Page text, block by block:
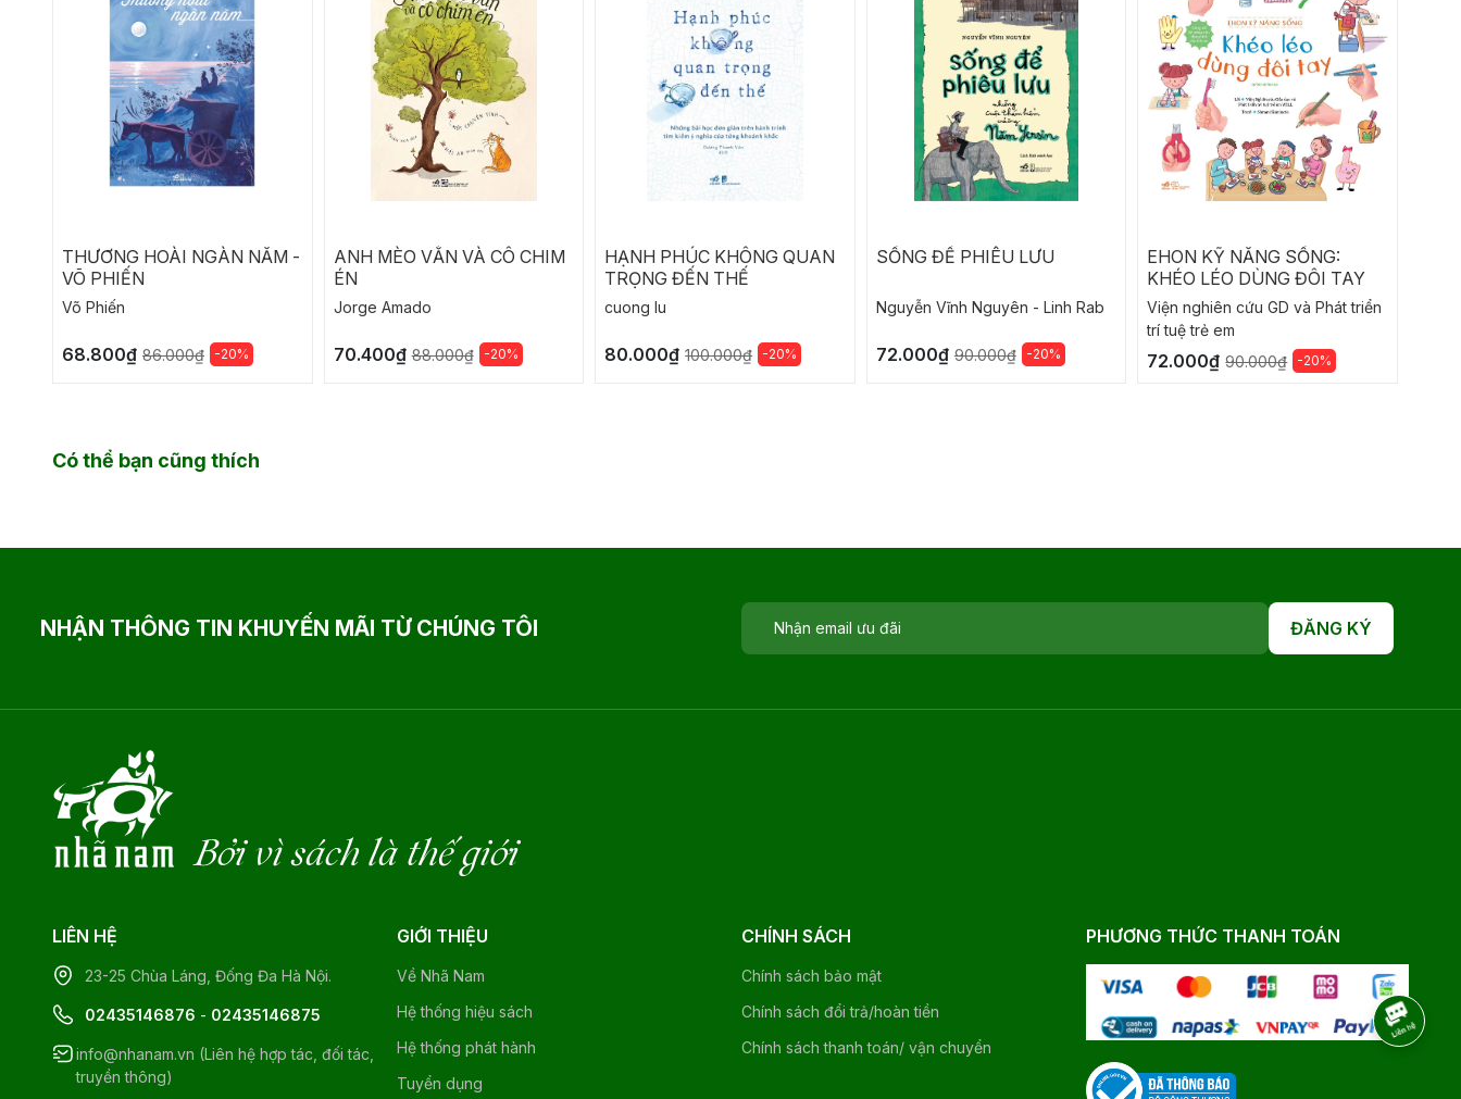
THƯƠNG HOÀI NGÀN NĂM -
VÕ PHIẾN
Võ Phiến
68.800₫ 86.000₫ -20%
ANH MÈO VẰN VÀ CÔ CHIM
ÉN
Jorge Amado
70.400₫ 88.000₫ -20%
HẠNH PHÚC KHÔNG QUAN
TRỌNG ĐẾN THẾ
cuong lu
80.000₫ 100.000₫ -20%
SỐNG ĐỂ PHIÊU LƯU
Nguyễn Vĩnh Nguyên - Linh Rab
72.000₫ 90.000₫ -20%
EHON KỸ NĂNG SỐNG:
KHÉO LÉO DÙNG ĐÔI TAY
Viện nghiên cứu GD và Phát triển
trí tuệ trẻ em
72.000₫ 90.000₫ -20%
Có thể bạn cũng thích
NHẬN THÔNG TIN KHUYẾN MÃI TỪ CHÚNG TÔI ĐĂNG KÝ
Bởi vì sách là thế giới
LIÊN HỆ
23-25 Chùa Láng, Đống Đa Hà Nội.
02435146876 - 02435146875
info@nhanam.vn (Liên hệ hợp tác, đối tác,
truyền thông)
GIỚI THIỆU
Về Nhã Nam
Hệ thống hiệu sách
Hệ thống phát hành
Tuyển dụng
CHÍNH SÁCH
Chính sách bảo mật
Chính sách đổi trả/hoàn tiền
Chính sách thanh toán/ vận chuyển
PHƯƠNG THỨC THANH TOÁN